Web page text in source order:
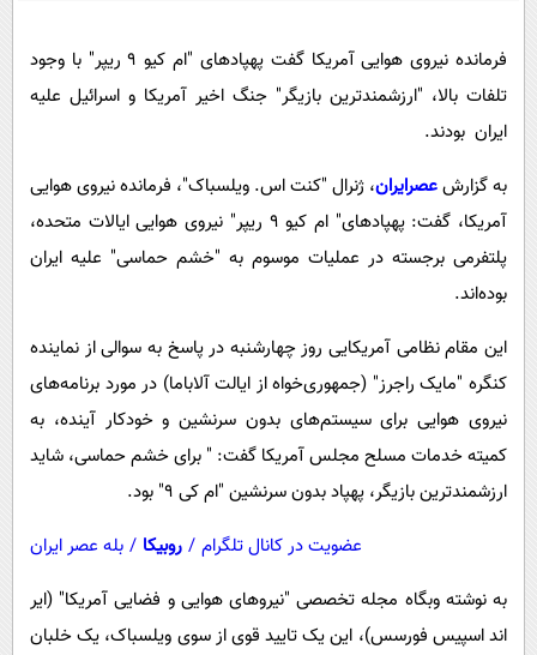
فناوری
گوناگون
محیط زیست
سلامت
سیاست خارجی
روانشناسی
آشپزی
فرمانده نیروی هوایی آمریکا گفت پهپادهای "ام کیو 9 ریپر" با وجود
تلفات بالا، "ارزشمندترین بازیگر" جنگ اخیر آمریکا و اسرائیل علیه
ایران بودند.
به گزارشعصرایران، ژنرال "کنت اس. ویلسباک"، فرمانده نیروی هوایی
آمریکا، گفت: پهپادهای" ام کیو 9 ریپر" نیروی هوایی ایالات متحده،
پلتفرمی برجسته در عملیات موسوم به "خشم حماسی" علیه ایران
بوده‌اند.
این مقام نظامی آمریکایی روز چهارشنبه در پاسخ به سوالی از نماینده
کنگره "مایک راجرز" (جمهوری‌خواه از ایالت آلاباما) در مورد برنامه‌های
نیروی هوایی برای سیستم‌های بدون سرنشین و خودکار آینده، به
کمیته خدمات مسلح مجلس آمریکا گفت: " برای خشم حماسی، شاید
ارزشمندترین بازیگر، پهپاد بدون سرنشین "ام کی 9" بود.
عضویت در کانال تلگرام / روبیکا / بله عصر ایران
به نوشته وبگاه مجله تخصصی "نیروهای هوایی و فضایی آمریکا" (ایر
اند اسپیس فورسس)، این یک تایید قوی از سوی ویلسباک، یک خلبان